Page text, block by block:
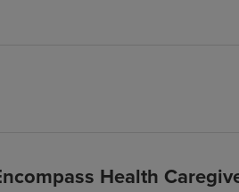
Health